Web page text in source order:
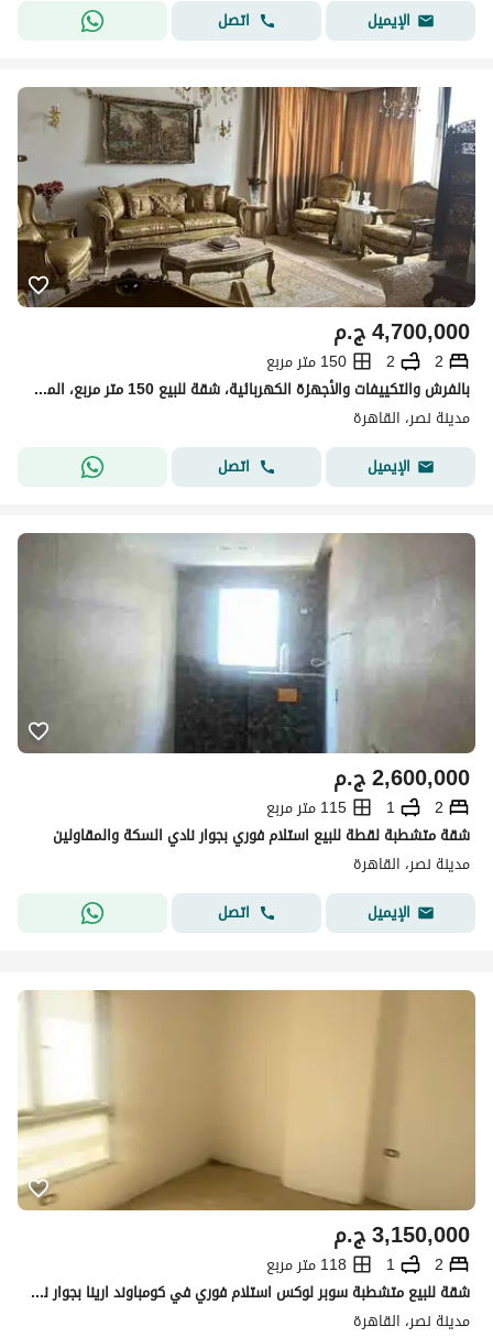
الإيميل اتصل
ج.م4,700,000
2
2
150 متر مربع
بالفرش والتكييفات والأجهزة الكهربائية، شقة للبيع 150 متر مربع، المنطقه السادسة - مدينه نصر
مدينة نصر، القاهرة
الإيميل
اتصل
ج.م2,600,000
2
1
115 متر مربع
شقة متشطبة لقطة للبيع استلام فوري بجوار نادي السكة والمقاولين
مدينة نصر، القاهرة
الإيميل
اتصل
ج.م3,150,000
2
1
118 متر مربع
شقة للبيع متشطبة سوبر لوكس استلام فوري في كومباوند ارينا بجوار نادي السكة والمقاولين
مدينة نصر، القاهرة